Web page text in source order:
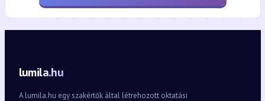
lumila.hu
A lumila.hu egy szakértők által létrehozott oktatási